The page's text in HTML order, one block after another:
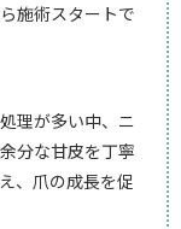
施術スタートで
理が多い中、ニ
分な甘皮を丁寧
、爪の成長を促